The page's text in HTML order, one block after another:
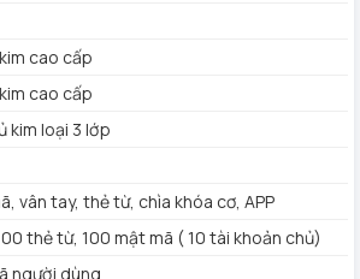
kim loại 3 lớp
vân tay, thẻ từ, chìa khóa cơ, APP
100 thẻ từ, 100 mật mã ( 10 tài khoản
người dùng
Bạc
cao cấp
cao cấp
kim loại 3 lớp
vân tay, thẻ từ, chìa khóa cơ, APP
thẻ từ, 100 mật mã ( 10 tài khoản chủ)
người dùng